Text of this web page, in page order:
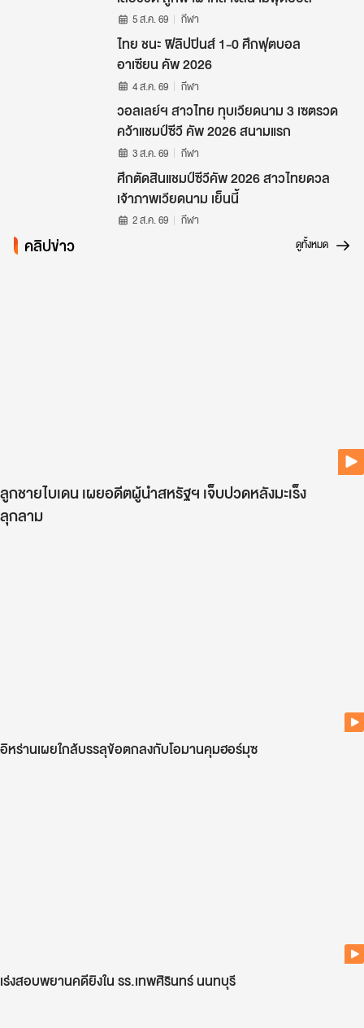
5 ส.ค. 69 กีฬา
ไทย ชนะ ฟิลิปปินส์ 1-0 ศึกฟุตบอล
อาเซียน คัพ 2026
4 ส.ค. 69 กีฬา
วอลเลย์ฯ สาวไทย ทุบเวียดนาม 3 เซตรวด
คว้าแชมป์ซีวี คัพ 2026 สนามแรก
3 ส.ค. 69 กีฬา
ศึกตัดสินแชมป์ซีวีคัพ 2026 สาวไทยดวล
เจ้าภาพเวียดนาม เย็นนี้
2 ส.ค. 69 กีฬา
คลิปข่าว ดูทั้งหมด
ลูกชายไบเดน เผยอดีตผู้นำสหรัฐฯ เจ็บปวดหลังมะเร็ง
ลุกลาม
อิหร่านเผยใกล้บรรลุข้อตกลงกับโอมานคุมฮอร์มุซ
เร่งสอบพยานคดียิงใน รร.เทพศิรินทร์ นนทบุรี